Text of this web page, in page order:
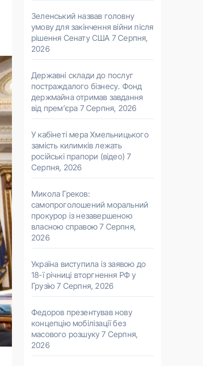
Зеленський назвав головну
умову для закінчення війни після
рішення Сенату США 7 Серпня,
2026
Державні склади до послуг
постраждалого бізнесу. Фонд
держмайна отримав завдання
від прем’єра 7 Серпня, 2026
У кабінеті мера Хмельницького
замість килимків лежать
російські прапори (відео) 7
Серпня, 2026
Микола Греков:
самопроголошений моральний
прокурор із незавершеною
власною справою 7 Серпня,
2026
Україна виступила із заявою до
18-ї річниці вторгнення РФ у
Грузію 7 Серпня, 2026
Федоров презентував нову
концепцію мобілізації без
масового розшуку 7 Серпня,
2026